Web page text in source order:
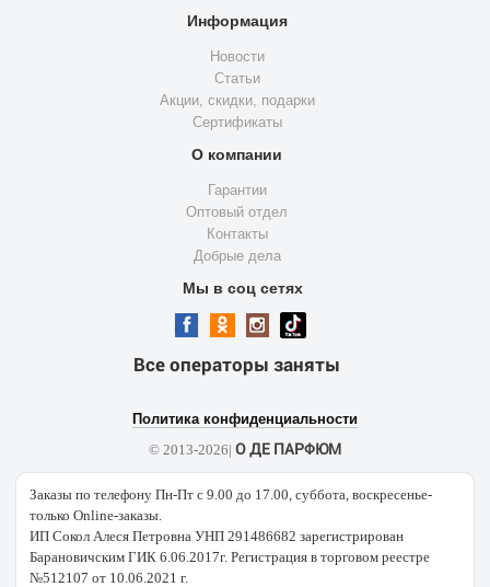
Информация
Новости
Статьи
Акции, скидки, подарки
Сертификаты
О компании
Гарантии
Оптовый отдел
Контакты
Добрые дела
Мы в соц сетях
Все операторы заняты
Политика конфиденциальности
© 2013-2026| О ДЕ ПАРФЮМ
Заказы по телефону Пн-Пт с 9.00 до 17.00, суббота, воскресенье-
только Online-заказы.
ИП Сокол Алеся Петровна УНП 291486682 зарегистрирован
Барановичским ГИК 6.06.2017г. Регистрация в торговом реестре
№512107 от 10.06.2021 г.